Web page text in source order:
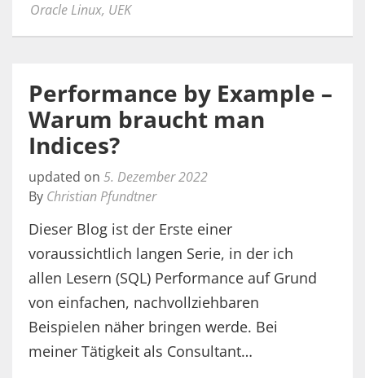
Oracle Linux, UEK
Performance by Example –
Warum braucht man
Indices?
updated on 5. Dezember 2022
By Christian Pfundtner
Dieser Blog ist der Erste einer
voraussichtlich langen Serie, in der ich
allen Lesern (SQL) Performance auf Grund
von einfachen, nachvollziehbaren
Beispielen näher bringen werde. Bei
meiner Tätigkeit als Consultant…